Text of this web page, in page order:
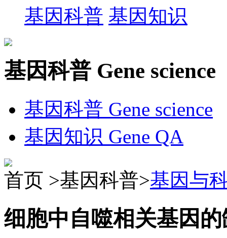
基因科普 基因知识
基因科普 Gene science
基因科普 Gene science
基因知识 Gene QA
首页 >基因科普>基因与
细胞中自噬相关基因